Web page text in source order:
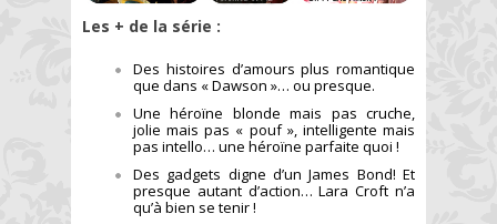
Les + de la série :
Des histoires d’amours plus romantique
que dans « Dawson »… ou presque.
Une héroïne blonde mais pas cruche,
jolie mais pas « pouf », intelligente mais
pas intello… une héroïne parfaite quoi !
Des gadgets digne d’un James Bond! Et
presque autant d’action… Lara Croft n’a
qu’à bien se tenir !